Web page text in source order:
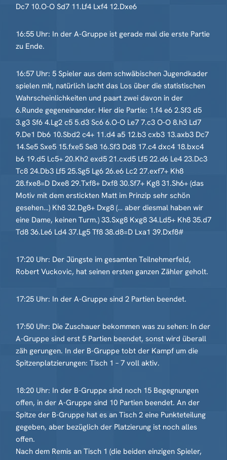
Dc7 10.O-O Sd7 11.Lf4 Lxf4 12.Dxe6
16:55 Uhr: In der A-Gruppe ist gerade mal die erste Partie
zu Ende.
16:57 Uhr: 5 Spieler aus dem schwäbischen Jugendkader
spielen mit, natürlich lacht das Los über die statistischen
Wahrscheinlichkeiten und paart zwei davon in der
6.Runde gegeneinander. Hier die Partie: 1.f4 e6 2.Sf3 d5
3.g3 Sf6 4.Lg2 c5 5.d3 Sc6 6.O-O Le7 7.c3 O-O 8.h3 Ld7
9.De1 Db6 10.Sbd2 c4+ 11.d4 a5 12.b3 cxb3 13.axb3 Dc7
14.Se5 Sxe5 15.fxe5 Se8 16.Sf3 Dd8 17.c4 dxc4 18.bxc4
b6 19.d5 Lc5+ 20.Kh2 exd5 21.cxd5 Lf5 22.d6 Le4 23.Dc3
Tc8 24.Db3 Lf5 25.Sg5 Lg6 26.e6 Lc2 27.exf7+ Kh8
28.fxe8=D Dxe8 29.Txf8+ Dxf8 30.Sf7+ Kg8 31.Sh6+ (das
Motiv mit dem erstickten Matt im Prinzip sehr schön
gesehen…) Kh8 32.Dg8+ Dxg8 (… aber diesmal haben wir
eine Dame, keinen Turm.) 33.Sxg8 Kxg8 34.Ld5+ Kh8 35.d7
Td8 36.Le6 Ld4 37.Lg5 Tf8 38.d8=D Lxa1 39.Dxf8#
17:20 Uhr: Der Jüngste im gesamten Teilnehmerfeld,
Robert Vuckovic, hat seinen ersten ganzen Zähler geholt.
17:25 Uhr: In der A-Gruppe sind 2 Partien beendet.
17:50 Uhr: Die Zuschauer bekommen was zu sehen: In der
A-Gruppe sind erst 5 Partien beendet, sonst wird überall
zäh gerungen. In der B-Gruppe tobt der Kampf um die
Spitzenplatzierungen: Tisch 1 – 7 voll aktiv.
18:20 Uhr: In der B-Gruppe sind noch 15 Begegnungen
offen, in der A-Gruppe sind 10 Partien beendet. An der
Spitze der B-Gruppe hat es an Tisch 2 eine Punkteteilung
gegeben, aber bezüglich der Platzierung ist noch alles
offen.
Nach dem Remis an Tisch 1 (die beiden einzigen Spieler,